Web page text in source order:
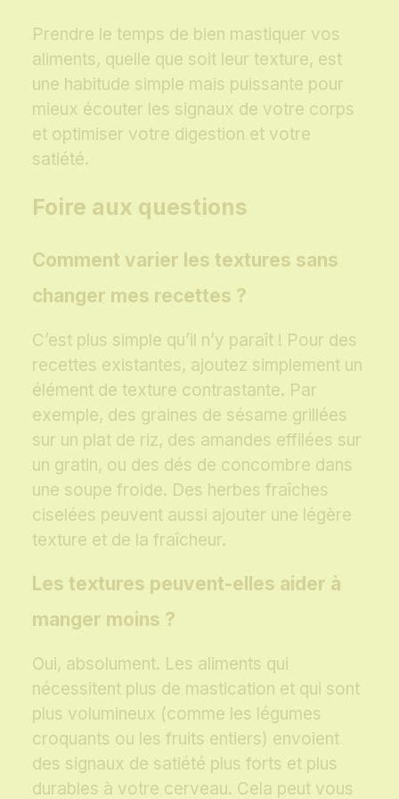
Prendre le temps de bien mastiquer vos
aliments, quelle que soit leur texture, est
une habitude simple mais puissante pour
mieux écouter les signaux de votre corps
et optimiser votre digestion et votre
satiété.
Foire aux questions
Comment varier les textures sans
changer mes recettes ?
C’est plus simple qu’il n’y paraît ! Pour des
recettes existantes, ajoutez simplement un
élément de texture contrastante. Par
exemple, des graines de sésame grillées
sur un plat de riz, des amandes effilées sur
un gratin, ou des dés de concombre dans
une soupe froide. Des herbes fraîches
ciselées peuvent aussi ajouter une légère
texture et de la fraîcheur.
Les textures peuvent-elles aider à
manger moins ?
Oui, absolument. Les aliments qui
nécessitent plus de mastication et qui sont
plus volumineux (comme les légumes
croquants ou les fruits entiers) envoient
des signaux de satiété plus forts et plus
durables à votre cerveau. Cela peut vous